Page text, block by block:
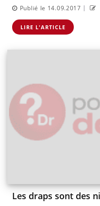
Publié le 14.09.2017 |
LIRE L'ARTICLE
Les draps sont des